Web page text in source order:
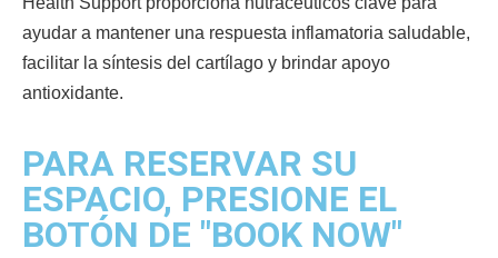
ayudar a mantener una respuesta inflamatoria saludable,
facilitar la síntesis del cartílago y brindar apoyo
antioxidante.
PARA RESERVAR SU
ESPACIO, PRESIONE EL
BOTÓN DE "BOOK NOW"